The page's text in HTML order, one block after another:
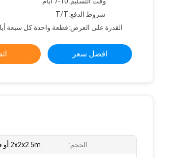
شروط الدفع:T/T
القدرة على العرض:قطعة واحدة كل سبعة
افضل سعر
الحجم: 2x2x2.5m أو قابلة للتخصيص